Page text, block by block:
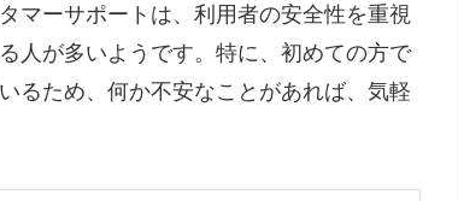
マーサポートは、利用者の安全性を重視
人が多いようです。特に、初めての方で
るため、何か不安なことがあれば、気軽